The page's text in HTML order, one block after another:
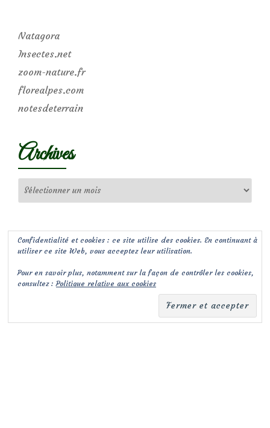
Natagora
Insectes.net
zoom-nature.fr
florealpes.com
notesdeterrain
Archives
Confidentialité et cookies : ce site utilise des cookies. En continuant à
utiliser ce site Web, vous acceptez leur utilisation.
Pour en savoir plus, notamment sur la façon de contrôler les cookies,
consultez :Politique relative aux cookies